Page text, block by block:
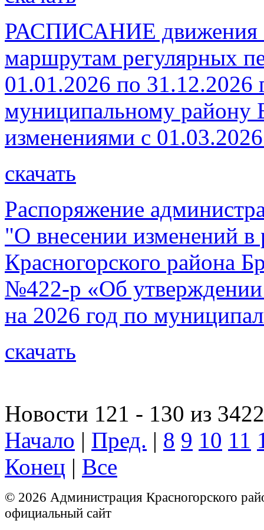
РАСПИСАНИЕ движения
маршрутам регулярных
01.01.2026 по 31.12.2026
муниципальному району
изменениями с
скачать
Распоряжение
"О внесении изменений в
Красногорского района
№422-р «Об утверждении
на 2026 год по
скачать
Новости 121 - 130 из 3422
Начало | Пред. | 8 9 10 11
Конец | Все
© 2026 Администрация Красногорского
официальный сайт